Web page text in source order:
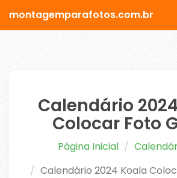
montagemparafotos.com.br
Calendário
Colocar Foto
Página Inicial
Calendário 2024 Koala